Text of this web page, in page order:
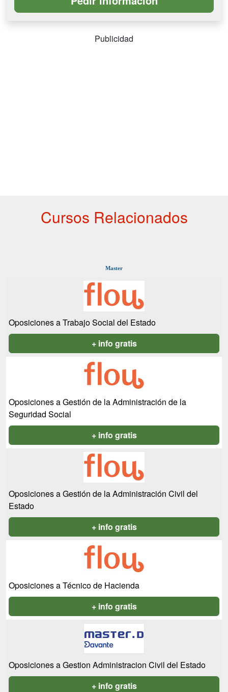
Publicidad
Cursos Relacionados
Master
Oposiciones a Trabajo Social del Estado
+ info gratis
Oposiciones a Gestión de la Administración de la
Seguridad Social
+ info gratis
Oposiciones a Gestión de la Administración Civil del
Estado
+ info gratis
Oposiciones a Técnico de Hacienda
+ info gratis
Oposiciones a Gestion Administracion Civil del Estado
+ info gratis